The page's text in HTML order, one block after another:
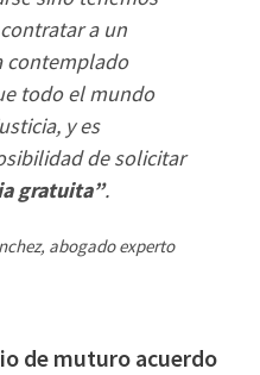
a un
contemplado
todo el mundo
y es
de solicitar
gratuita”.
abogado experto
de muturo acuerdo